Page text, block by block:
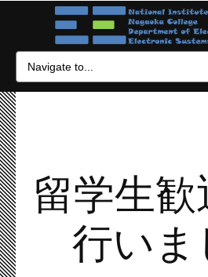
留学生歓
行いま